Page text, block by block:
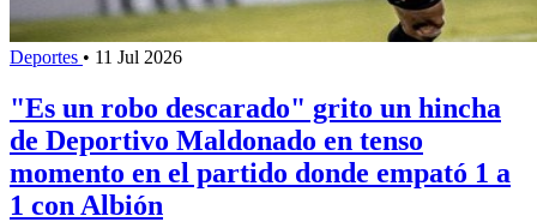
Deportes • 11 Jul 2026
"Es un robo descarado" grito un hincha
de Deportivo Maldonado en tenso
momento en el partido donde empató 1 a
1 con Albión